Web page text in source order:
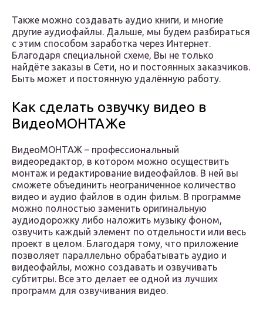
Также можно создавать аудио книги, и многие
другие аудиофайлы. Дальше, мы будем разбираться
с этим способом заработка через Интернет.
Благодаря специальной схеме, Вы не только
найдёте заказы в Сети, но и постоянных заказчиков.
Быть может и постоянную удалённую работу.
Как сделать озвучку видео в
ВидеоМОНТАЖе
ВидеоМОНТАЖ – профессиональный
видеоредактор, в котором можно осуществить
монтаж и редактирование видеофайлов. В ней вы
сможете объединить неограниченное количество
видео и аудио файлов в один фильм. В программе
можно полностью заменить оригинальную
аудиодорожку либо наложить музыку фоном,
озвучить каждый элемент по отдельности или весь
проект в целом. Благодаря тому, что приложение
позволяет параллельно обрабатывать аудио и
видеофайлы, можно создавать и озвучивать
субтитры. Все это делает ее одной из лучших
программ для озвучивания видео.